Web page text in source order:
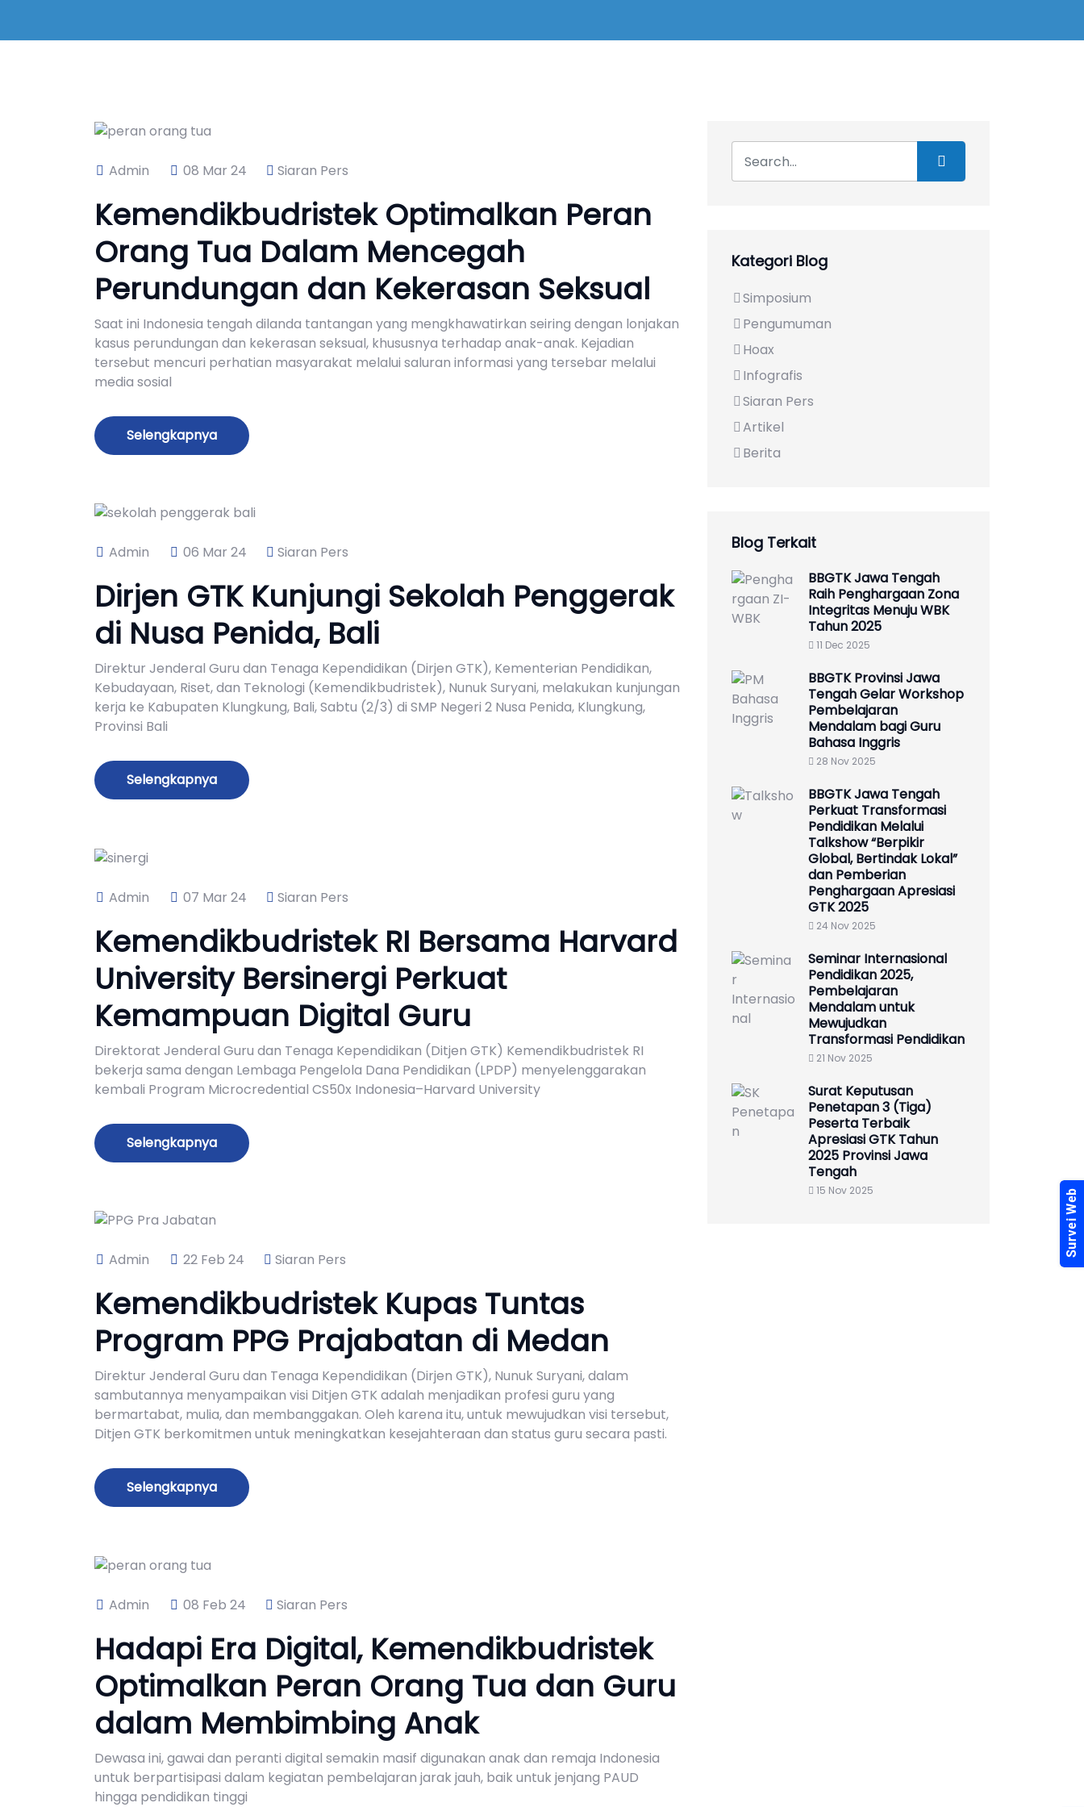
Admin 08 Mar 24 Siaran Pers
Kemendikbudristek Optimalkan Peran
Orang Tua Dalam Mencegah
Perundungan dan Kekerasan Seksual
Saat ini Indonesia tengah dilanda tantangan yang mengkhawatirkan seiring dengan lonjakan
kasus perundungan dan kekerasan seksual, khususnya terhadap anak-anak. Kejadian
tersebut mencuri perhatian masyarakat melalui saluran informasi yang tersebar melalui
media sosial
Selengkapnya
Admin 06 Mar 24 Siaran Pers
Dirjen GTK Kunjungi Sekolah Penggerak
di Nusa Penida, Bali
Direktur Jenderal Guru dan Tenaga Kependidikan (Dirjen GTK), Kementerian Pendidikan,
Kebudayaan, Riset, dan Teknologi (Kemendikbudristek), Nunuk Suryani, melakukan kunjungan
kerja ke Kabupaten Klungkung, Bali, Sabtu (2/3) di SMP Negeri 2 Nusa Penida, Klungkung,
Provinsi Bali
Selengkapnya
Admin 07 Mar 24 Siaran Pers
Kemendikbudristek RI Bersama Harvard
University Bersinergi Perkuat
Kemampuan Digital Guru
Direktorat Jenderal Guru dan Tenaga Kependidikan (Ditjen GTK) Kemendikbudristek RI
bekerja sama dengan Lembaga Pengelola Dana Pendidikan (LPDP) menyelenggarakan
kembali Program Microcredential CS50x Indonesia–Harvard University
Selengkapnya
Admin 22 Feb 24 Siaran Pers
Kemendikbudristek Kupas Tuntas
Program PPG Prajabatan di Medan
Direktur Jenderal Guru dan Tenaga Kependidikan (Dirjen GTK), Nunuk Suryani, dalam
sambutannya menyampaikan visi Ditjen GTK adalah menjadikan profesi guru yang
bermartabat, mulia, dan membanggakan. Oleh karena itu, untuk mewujudkan visi tersebut,
Ditjen GTK berkomitmen untuk meningkatkan kesejahteraan dan status guru secara pasti.
Selengkapnya
Admin 08 Feb 24 Siaran Pers
Hadapi Era Digital, Kemendikbudristek
Optimalkan Peran Orang Tua dan Guru
dalam Membimbing Anak
Dewasa ini, gawai dan peranti digital semakin masif digunakan anak dan remaja Indonesia
untuk berpartisipasi dalam kegiatan pembelajaran jarak jauh, baik untuk jenjang PAUD
hingga pendidikan tinggi
Kategori Blog
Simposium
Pengumuman
Hoax
Infografis
Siaran Pers
Artikel
Berita
Blog Terkait
BBGTK Jawa Tengah
Raih Penghargaan Zona
Integritas Menuju WBK
Tahun 2025
11 Dec 2025
BBGTK Provinsi Jawa
Tengah Gelar Workshop
Pembelajaran
Mendalam bagi Guru
Bahasa Inggris
28 Nov 2025
BBGTK Jawa Tengah
Perkuat Transformasi
Pendidikan Melalui
Talkshow “Berpikir
Global, Bertindak Lokal”
dan Pemberian
Penghargaan Apresiasi
GTK 2025
24 Nov 2025
Seminar Internasional
Pendidikan 2025,
Pembelajaran
Mendalam untuk
Mewujudkan
Transformasi Pendidikan
21 Nov 2025
Surat Keputusan
Penetapan 3 (Tiga)
Peserta Terbaik
Apresiasi GTK Tahun
2025 Provinsi Jawa
Tengah
15 Nov 2025